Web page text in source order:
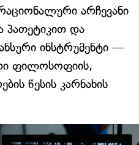
არჩევანი
პათეტიკით და
ინსტრუმენტი —
ფილოსოფიის,
წესის კარნახის